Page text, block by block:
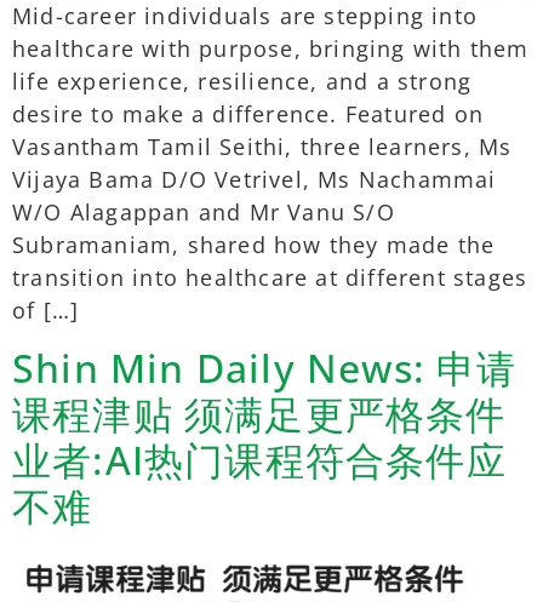
Mid-career individuals are stepping into
healthcare with purpose, bringing with them
life experience, resilience, and a strong
desire to make a difference. Featured on
Vasantham Tamil Seithi, three learners, Ms
Vijaya Bama D/O Vetrivel, Ms Nachammai
W/O Alagappan and Mr Vanu S/O
Subramaniam, shared how they made the
transition into healthcare at different stages
of […]
Shin Min Daily News: 申请
课程津贴 须满足更严格条件
业者:AI热门课程符合条件应
不难